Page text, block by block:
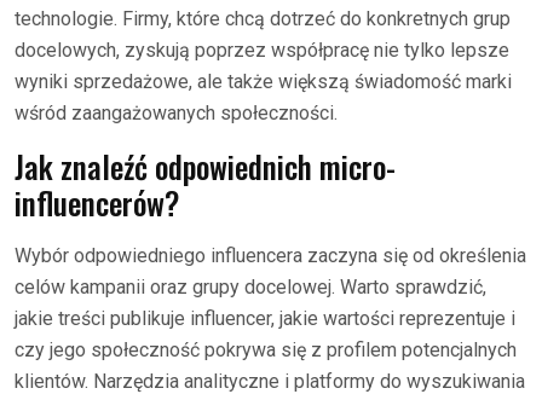
technologie. Firmy, które chcą dotrzeć do konkretnych grup
docelowych, zyskują poprzez współpracę nie tylko lepsze
wyniki sprzedażowe, ale także większą świadomość marki
wśród zaangażowanych społeczności.
Jak znaleźć odpowiednich micro-
influencerów?
Wybór odpowiedniego influencera zaczyna się od określenia
celów kampanii oraz grupy docelowej. Warto sprawdzić,
jakie treści publikuje influencer, jakie wartości reprezentuje i
czy jego społeczność pokrywa się z profilem potencjalnych
klientów. Narzędzia analityczne i platformy do wyszukiwania